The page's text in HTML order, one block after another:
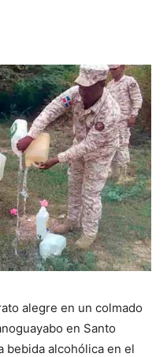
alegre en un colmado
en Santo
bebida alcohólica en el